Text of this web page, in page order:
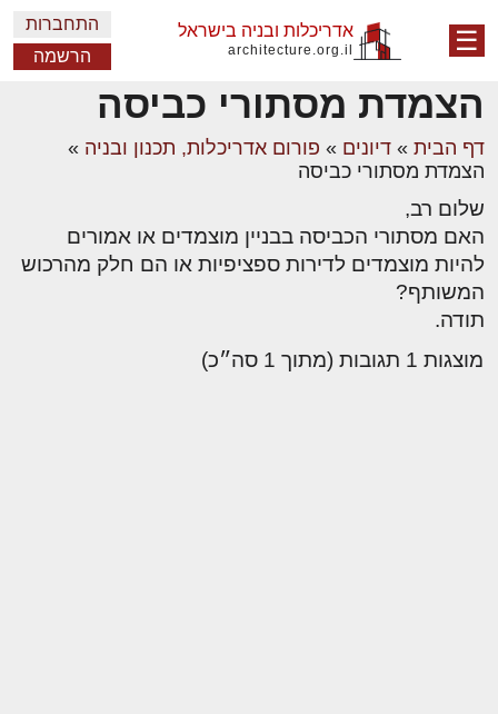
☰ אדריכלות ובניה בישראל
architecture.org.il
התחברות
הרשמה
הצמדת מסתורי כביסה
דף הבית » דיונים » פורום אדריכלות, תכנון ובניה »
הצמדת מסתורי כביסה
שלום רב,
האם מסתורי הכביסה בבניין מוצמדים או אמורים
להיות מוצמדים לדירות ספציפיות או הם חלק מהרכוש
המשותף?
תודה.
מוצגות 1 תגובות (מתוך 1 סה״כ)